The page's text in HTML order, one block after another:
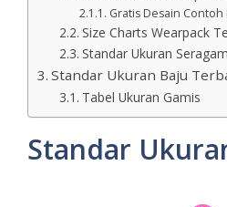
Gratis Desain Contoh
Size Charts Wearpack
Standar Ukuran Seragam
Standar Ukuran Baju
Tabel Ukuran Gamis
Standar